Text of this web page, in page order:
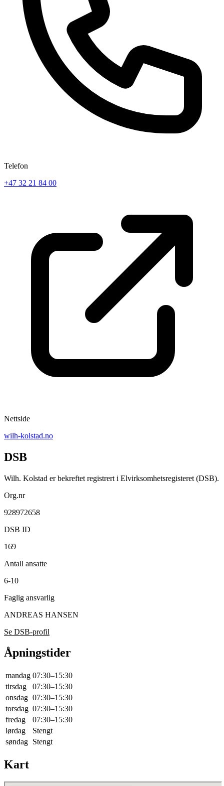
Telefon
+47 32 21 84 00
Nettside
wilh-kolstad.no
DSB
Wilh. Kolstad er bekreftet registrert i Elvirksomhetsregisteret (DSB).
Org.nr
928972658
DSB ID
169
Antall ansatte
6-10
Faglig ansvarlig
ANDREAS HANSEN
Se DSB-profil
Åpningstider
mandag 07:30–15:30
tirsdag
07:30–15:30
onsdag 07:30–15:30
torsdag 07:30–15:30
fredag
07:30–15:30
lørdag
Stengt
søndag Stengt
Kart